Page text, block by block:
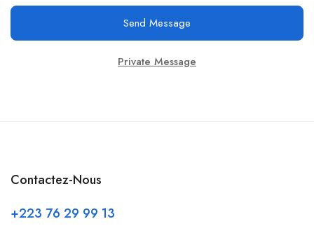
Send Message
Private Message
Contactez-Nous
+223 76 29 99 13